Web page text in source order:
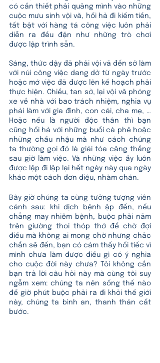
có cần thiết phải quăng mình vào những
cuộc mưu sinh vội vã, hối hả đi kiếm tiền,
tất bật với hàng tá công việc luôn phải
diễn ra đều đặn như những trò chơi
được lập trình sẵn.
Sáng, thức dậy đã phải vội vã đến sở làm
với núi công việc dang dở từ ngày trước
hoặc mớ việc đã được lên kế hoạch phải
thực hiện. Chiều, tan sở, lại vội vã phóng
xe về nhà với bao trách nhiệm, nghĩa vụ
phải làm với gia đình, con cái, cha mẹ, …
Hoặc nếu là người độc thân thì bạn
cũng hối hả với những buổi cà phê hoặc
những chầu nhậu mà như cách chúng
ta thường gọi đó là giải tỏa căng thẳng
sau giờ làm việc. Và những việc ấy luôn
được lặp đi lặp lại hết ngày này qua ngày
khác một cách đơn điệu, nhàm chán.
Bây giờ chúng ta cùng tưởng tượng viễn
cảnh sau: khi dịch bệnh ập đến, nếu
chẳng may nhiễm bệnh, buộc phải nằm
trên giường thoi thóp thở để chờ đợi
điều mà không ai mong chờ nhưng chắc
chắn sẽ đến, bạn có cảm thấy hối tiếc vì
mình chưa làm được điều gì có ý nghĩa
cho cuộc đời này chưa? Tôi không cần
bạn trả lời câu hỏi này mà cùng tôi suy
ngẫm xem: chúng ta nên sống thế nào
để giờ phút buộc phải ra đi khỏi thế giới
này, chúng ta bình an, thanh thản cất
bước.